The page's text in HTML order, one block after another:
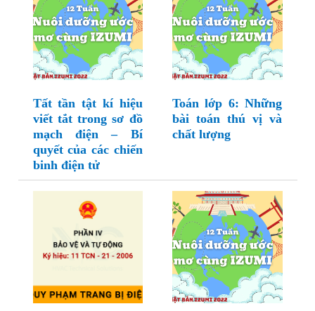
Tất tần tật kí hiệu
viết tắt trong sơ đồ
mạch điện – Bí
quyết của các chiến
binh điện tử
Toán lớp 6: Những
bài toán thú vị và
chất lượng